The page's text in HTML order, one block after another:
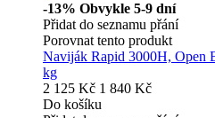
-13% Obvykle 5-9 dní
Přidat do seznamu přání
Porovnat tento produkt
Naviják Rapid 3000H, Open
kg
2 125 Kč 1 840 Kč
Do košíku